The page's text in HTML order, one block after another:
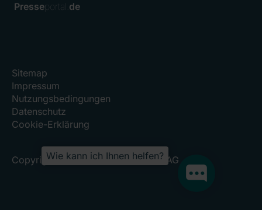
Presseportal. de
Sitemap
Impressum
Nutzungsbedingungen
Datenschutz
Cookie-Erklärung
Copyright 2026, RHÖN-KLINIKUM AG
Wie kann ich Ihnen helfen?